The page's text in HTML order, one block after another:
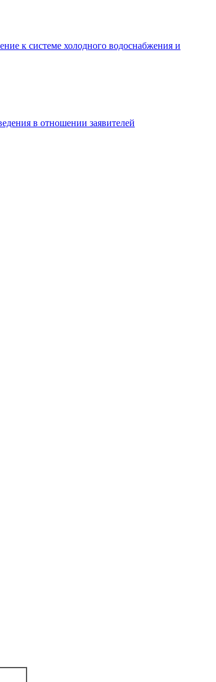
к системе холодного водоснабжения и
в отношении заявителей